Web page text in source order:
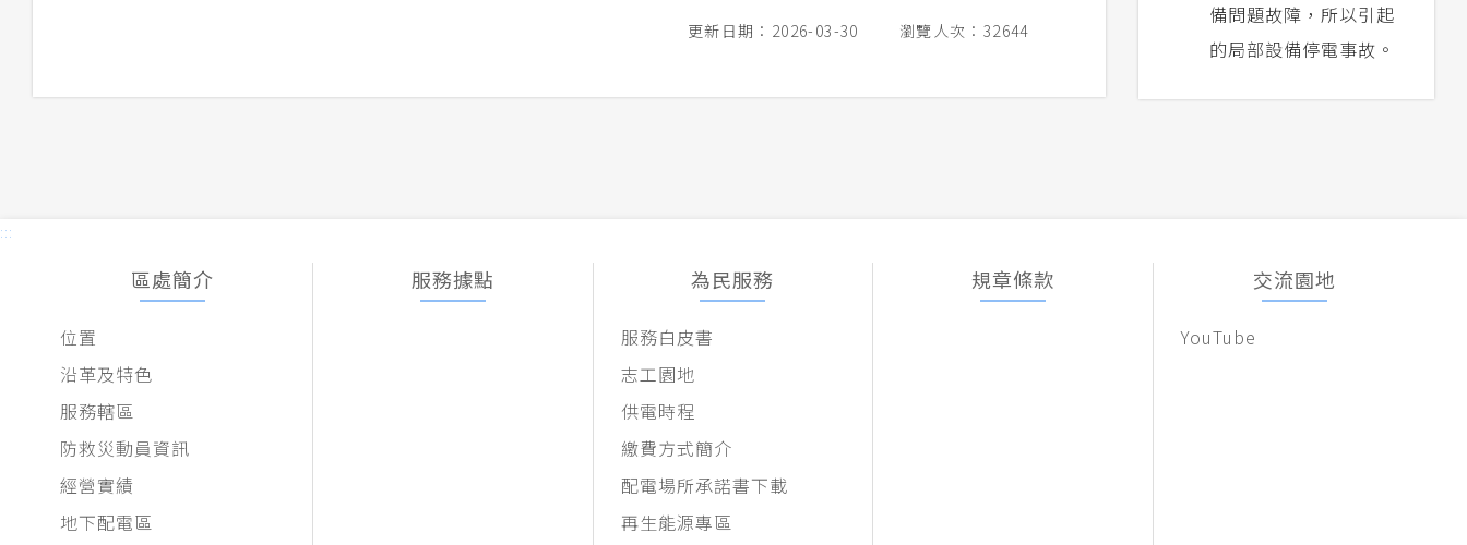
更新日期：2026-03-30 瀏覽人次：32644
備問題故障，所以引起
的局部設備停電事故。
:::
區處簡介
位置
沿革及特色
服務轄區
防救災動員資訊
經營實績
地下配電區
服務據點 為民服務
服務白皮書
志工園地
供電時程
繳費方式簡介
配電場所承諾書下載
再生能源專區
規章條款 交流園地
YouTube